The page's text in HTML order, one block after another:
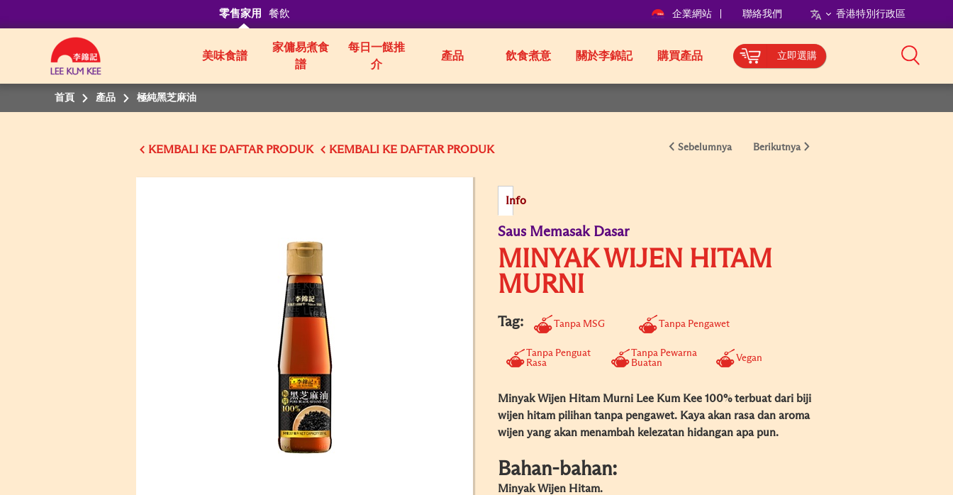
零售家用 餐飲 企業網站 聯絡我們 香港特別行政區
美味食譜
家傭易煮食
譜
每日一餸推
介
產品 飲食煮意 關於李錦記 購買產品 立即選購
首頁 產品 極純黑芝麻油
KEMBALI KE KEMBALI KE Sebelumnya Berikutnya
Info
Saus Memasak Dasar
MINYAK WIJEN HITAM
MURNI
Tag: Tanpa MSG Tanpa Pengawet
Tanpa Penguat
Rasa
Tanpa Pewarna
Buatan
Vegan
Minyak Wijen Hitam Murni Lee Kum Kee 100% terbuat dari biji
wijen hitam pilihan tanpa pengawet. Kaya akan rasa dan aroma
wijen yang akan menambah kelezatan hidangan apa pun.
Bahan-bahan:
Minyak Wijen Hitam.